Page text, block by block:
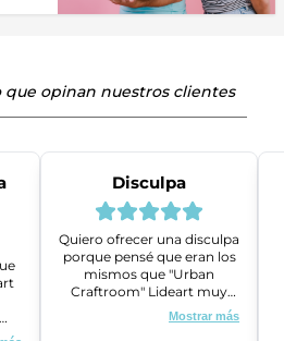
que opinan nuestros clientes
y
Disculpa
Quiero ofrecer una disculpa
porque pensé que eran los
mismos que "Urban
Craftroom" Lideart muy
amables me ayudaron a
gestionar un problema que
Mostrar más